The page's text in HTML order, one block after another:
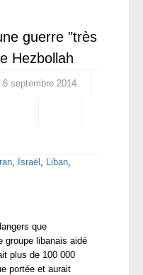
guerre "très
Hezbollah
6 septembre 2014
Iran, Israël , Liban,
que
groupe libanais aidé
plus de 100 000
portée et aurait